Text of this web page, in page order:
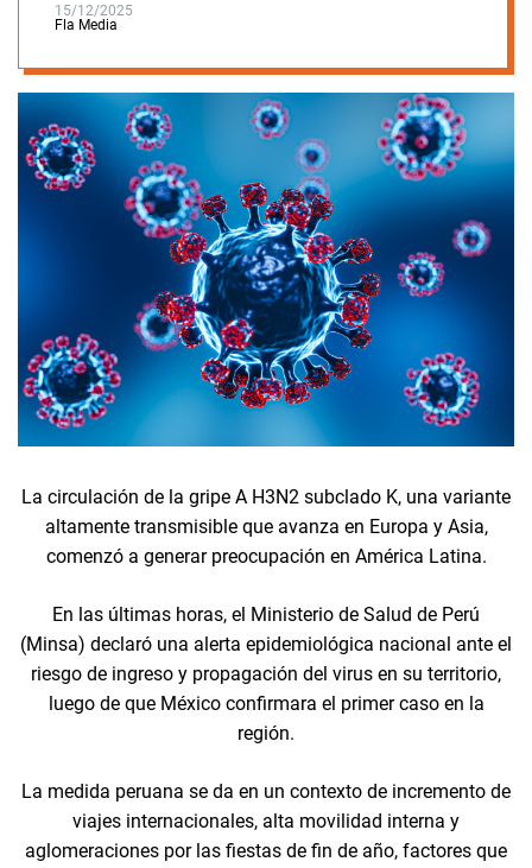
15/12/2025
Fla Media
La circulación de la gripe A H3N2 subclado K, una variante
altamente transmisible que avanza en Europa y Asia,
comenzó a generar preocupación en América Latina.
En las últimas horas, el Ministerio de Salud de Perú
(Minsa) declaró una alerta epidemiológica nacional ante el
riesgo de ingreso y propagación del virus en su territorio,
luego de que México confirmara el primer caso en la
región.
La medida peruana se da en un contexto de incremento de
viajes internacionales, alta movilidad interna y
aglomeraciones por las fiestas de fin de año, factores que